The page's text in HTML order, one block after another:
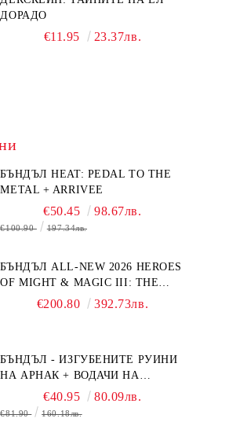
ДОРАДО
€11.95 23.37лв.
БЪНДЪЛ HEAT: PEDAL TO THE
METAL + ARRIVEE
€50.45 98.67лв.
€100.90 197.34лв.
БЪНДЪЛ ALL-NEW 2026 HEROES
OF MIGHT & MAGIC III: THE
BOARD GAME EXPANSIONS -
€200.80 392.73лв.
БЪНДЪЛ - ИЗГУБЕНИТЕ РУИНИ
НА АРНАК + ВОДАЧИ НА
ЕКСПЕДИЦИИ + ПРОМО КАРТИ
БЕЗПЛАТНО
€40.95 80.09лв.
€81.90 160.18лв.